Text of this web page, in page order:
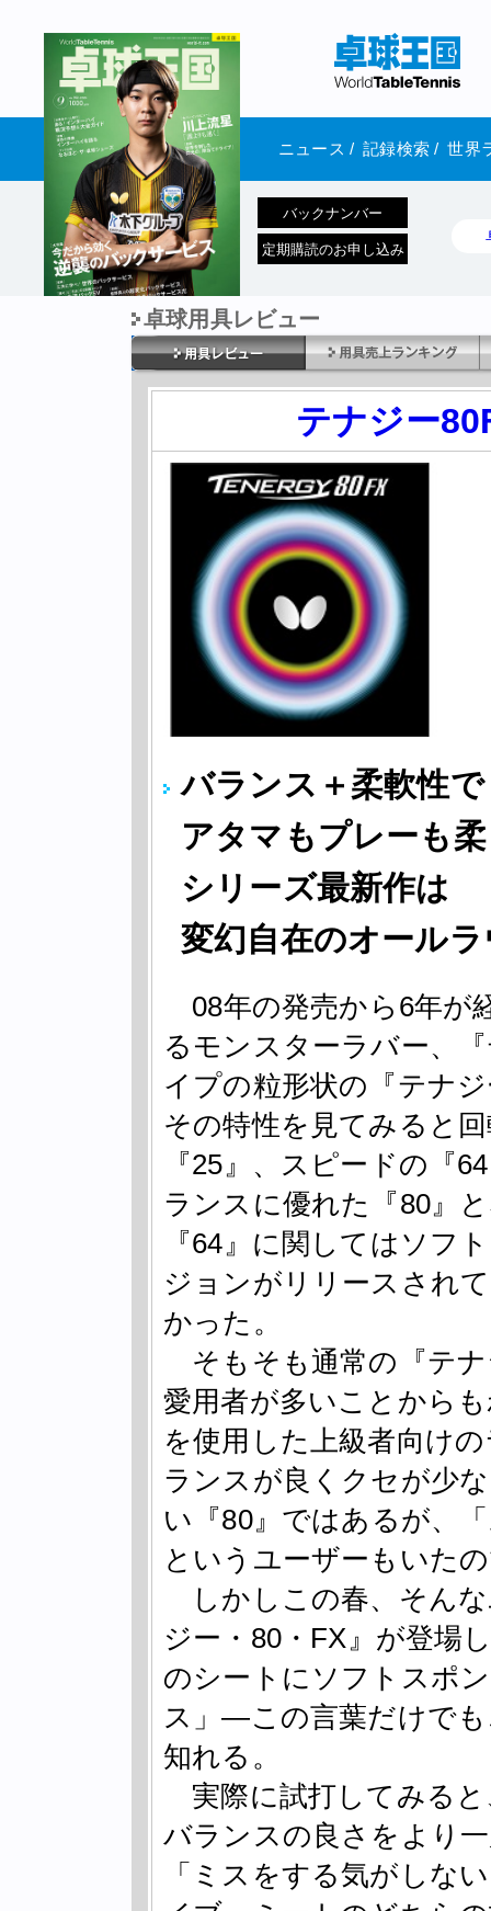
ニュース / 記録検索 / 世界
1970年1月01日 発売
バックナンバー
定期購読のお申し込み
卓球用具レビュー
テナジー
バランス＋柔軟性で
アタマもプレーも
シリーズ最新作は
変幻自在のオール
08年の発売から6年が
るモンスターラバー、
イプの粒形状の『テナ
その特性を見てみると
『25』、スピードの『
ランスに優れた『80』
『64』に関してはソフ
ジョンがリリースされ
かった。
そもそも通常の『テ
愛用者が多いことから
を使用した上級者向け
ランスが良くクセが少
い『80』ではあるが、
というユーザーもいた
しかしこの春、そん
ジー・80・FX』が登場
のシートにソフトスポ
ス」―この言葉だけで
知れる。
実際に試打してみると
バランスの良さをより
「ミスをする気がしな